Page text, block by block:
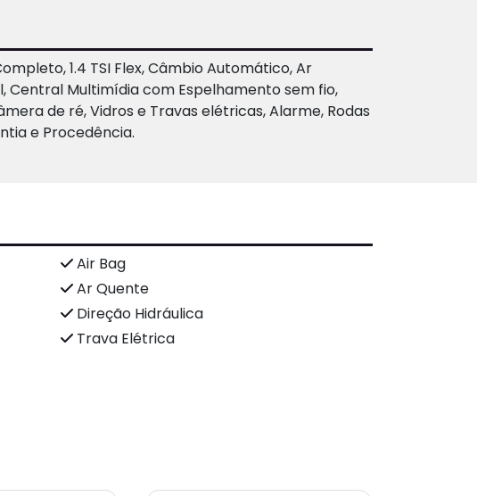
1.4 TSI Flex, Câmbio Automático, Ar
Central Multimídia com Espelhamento sem fio,
de ré, Vidros e Travas elétricas, Alarme, Rodas
e Procedência.
Air Bag
Ar Quente
Direção Hidráulica
Trava Elétrica